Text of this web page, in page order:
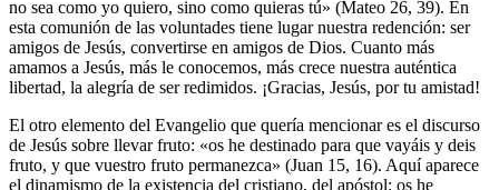
no sea como yo quiero, sino como quieras tú» (Mateo 26, 39). En
esta comunión de las voluntades tiene lugar nuestra redención: ser
amigos de Jesús, convertirse en amigos de Dios. Cuanto más
amamos a Jesús, más le conocemos, más crece nuestra auténtica
libertad, la alegría de ser redimidos. ¡Gracias, Jesús, por tu amistad!
El otro elemento del Evangelio que quería mencionar es el discurso
de Jesús sobre llevar fruto: «os he destinado para que vayáis y deis
fruto, y que vuestro fruto permanezca» (Juan 15, 16). Aquí aparece
el dinamismo de la existencia del cristiano, del apóstol: os he